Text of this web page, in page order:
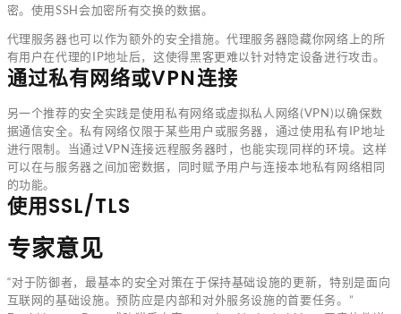
密。使用SSH会加密所有交换的数据。
代理服务器也可以作为额外的安全措施。代理服务器隐藏你网络上的所
有用户在代理的IP地址后，这使得黑客更难以针对特定设备进行攻击。
通过私有网络或VPN连接
另一个推荐的安全实践是使用私有网络或虚拟私人网络(VPN)以确保数
据通信安全。私有网络仅限于某些用户或服务器，通过使用私有IP地址
进行限制。当通过VPN连接远程服务器时，也能实现同样的环境。这样
可以在与服务器之间加密数据，同时赋予用户与连接本地私有网络相同
的功能。
使用SSL/TLS
专家意见
“对于防御者，最基本的安全对策在于保持基础设施的更新，特别是面向
互联网的基础设施。预防应是内部和对外服务设施的首要任务。”